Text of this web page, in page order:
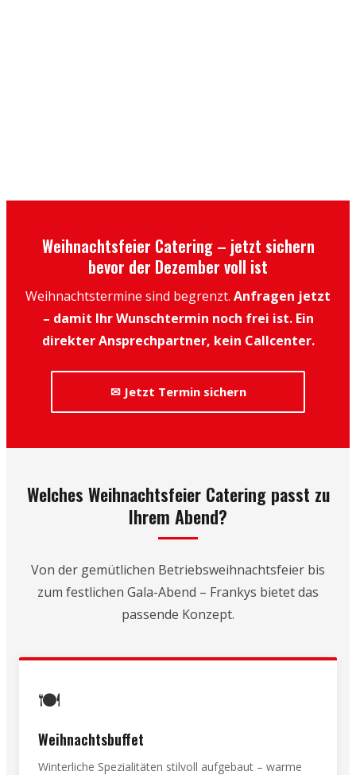
Weihnachtsfeier Catering – jetzt sichern
bevor der Dezember voll ist
Weihnachtstermine sind begrenzt. Anfragen jetzt
– damit Ihr Wunschtermin noch frei ist. Ein
direkter Ansprechpartner, kein Callcenter.
✉ Jetzt Termin sichern
Welches Weihnachtsfeier Catering passt zu
Ihrem Abend?
Von der gemütlichen Betriebsweihnachtsfeier bis
zum festlichen Gala-Abend – Frankys bietet das
passende Konzept.
🍽️
Weihnachtsbuffet
Winterliche Spezialitäten stilvoll aufgebaut – warme